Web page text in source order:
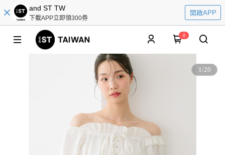
and ST TW
下載APP立即領300券
開啟APP
0
1/20